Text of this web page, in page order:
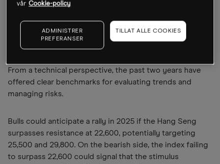
What could 2025 hold for
Chinese markets?
From a technical perspective, the past two years have
offered clear benchmarks for evaluating trends and
managing risks.
Bulls could anticipate a rally in 2025 if the Hang Seng
surpasses resistance at 22,600, potentially targeting
25,500 and 29,800. On the bearish side, the index failing
to surpass 22,600 could signal that the stimulus
vår Cookie-policy
ADMINISTRER
PREFERANSER
TILLAT ALLE COOKIES